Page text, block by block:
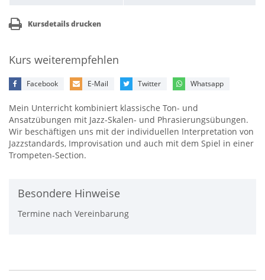
Kursdetails drucken
Kurs weiterempfehlen
Facebook E-Mail Twitter Whatsapp
Mein Unterricht kombiniert klassische Ton- und
Ansatzübungen mit Jazz-Skalen- und Phrasierungsübungen.
Wir beschäftigen uns mit der individuellen Interpretation von
Jazzstandards, Improvisation und auch mit dem Spiel in einer
Trompeten-Section.
Besondere Hinweise
Termine nach Vereinbarung